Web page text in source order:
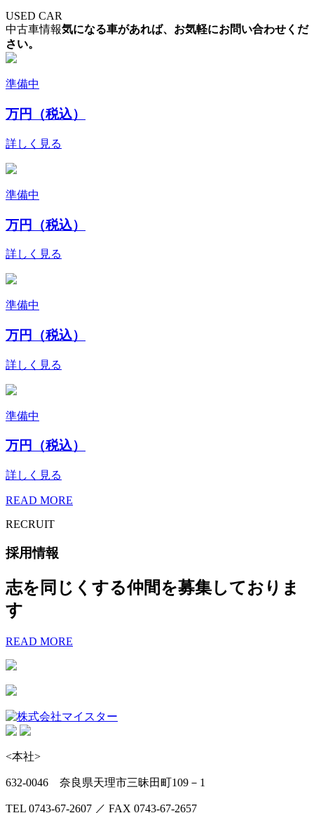
USED CAR
中古車情報気になる車があれば、お気軽にお問い合わせくだ
さい。
準備中
万円（税込）
詳しく見る
準備中
万円（税込）
詳しく見る
準備中
万円（税込）
詳しく見る
準備中
万円（税込）
詳しく見る
READ MORE
RECRUIT
採用情報
志を同じくする仲間を募集しておりま
す
READ MORE
<本社>
632-0046 奈良県天理市三昧田町109－1
TEL 0743-67-2607 ／ FAX 0743-67-2657